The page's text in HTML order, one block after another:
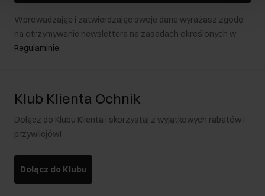
Wprowadzając i zatwierdzając swoje dane wyrażasz zgodę
na otrzymywanie newslettera na zasadach określonych w
Regulaminie.
Klub Klienta Ochnik
Dołącz do Klubu Klienta i skorzystaj z wyjątkowych rabatów i
przywilejów!
Dołącz do Klubu